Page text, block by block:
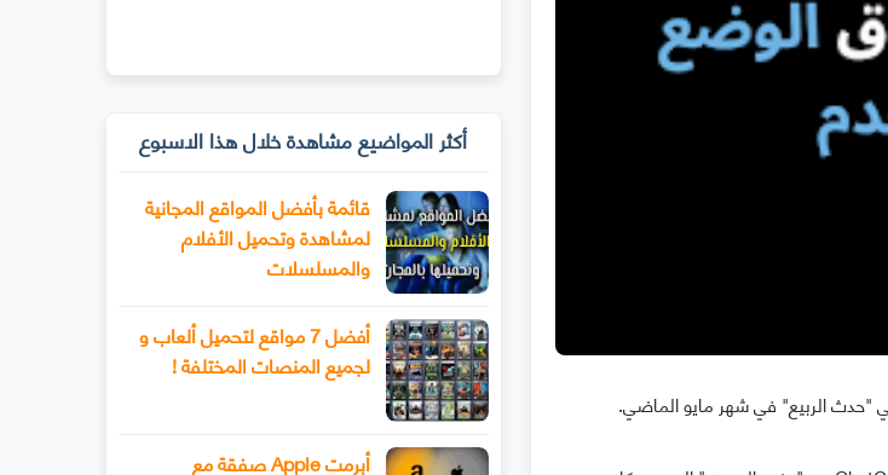
أكثر المواضيع مشاهدة خلال هذا الاسبوع
قائمة بأفضل المواقع المجانية
لمشاهدة وتحميل الأفلام
والمسلسلات
أفضل 7 مواقع لتحميل ألعاب و
لجميع المنصات المختلفة !
أبرمت Apple صفقة مع